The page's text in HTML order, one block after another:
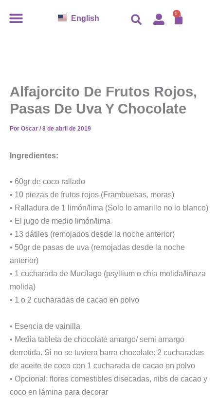
English 0
Alfajorcito De Frutos Rojos,
Pasas De Uva Y Chocolate
Por Oscar / 8 de abril de 2019
Ingredientes:
• 60gr de coco rallado
• 10 piezas de frutos rojos (Frambuesas, moras)
• Ralladura de 1 limón/lima (Solo lo amarillo no lo blanco)
• El jugo de medio limón/lima
• 13 dátiles (remojados desde la noche anterior)
• 50gr de pasas de uva (remojadas desde la noche
anterior)
• 1 cucharada de Mucílago (psyllium o chia molida/linaza
molida)
• 1 o 2 cucharadas de cacao en polvo
• Esencia de vainilla
• Media tableta de chocolate amargo/ semi amargo
derretida. Si no se tuviera barra chocolate: 2 cucharadas
de aceite de coco con 1 cucharada de cacao en polvo
• Opcional: flores comestibles disecadas, nibs de cacao y
coco en lámina para decorar